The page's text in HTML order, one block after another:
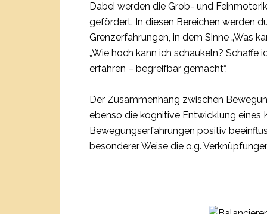
Dabei werden die Grob- und
gefördert. In diesen Bereichen werden
Grenzerfahrungen, in dem Sinne „Was
„Wie hoch kann ich schaukeln? Schaffe
erfahren – begreifbar gemacht“.
Der Zusammenhang zwischen
ebenso die kognitive Entwicklung
Bewegungserfahrungen positiv
besonderer Weise die o.g.